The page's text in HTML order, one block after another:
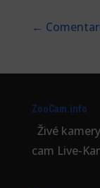
←
ZooCam.info
Živé
cam Live-